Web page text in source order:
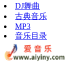
DJ舞曲
古典音乐
MP3
音乐目录